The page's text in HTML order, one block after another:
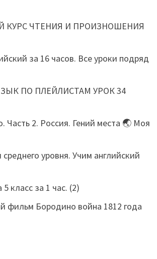
КУРС ЧТЕНИЯ И ПРОИЗНОШЕНИЯ
за 16 часов. Все уроки подряд
ПО ПЛЕЙЛИСТАМ УРОК 34
Часть 2. Россия. Гений места 🌏 Моя
уровня. Учим английский
класс за 1 час. (2)
фильм Бородино война 1812 года